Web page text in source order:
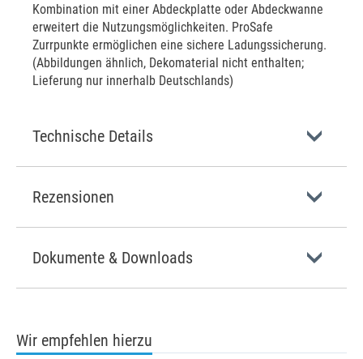
Kombination mit einer Abdeckplatte oder Abdeckwanne
erweitert die Nutzungsmöglichkeiten. ProSafe
Zurrpunkte ermöglichen eine sichere Ladungssicherung.
(Abbildungen ähnlich, Dekomaterial nicht enthalten;
Lieferung nur innerhalb Deutschlands)
Technische Details
Rezensionen
Dokumente & Downloads
Wir empfehlen hierzu